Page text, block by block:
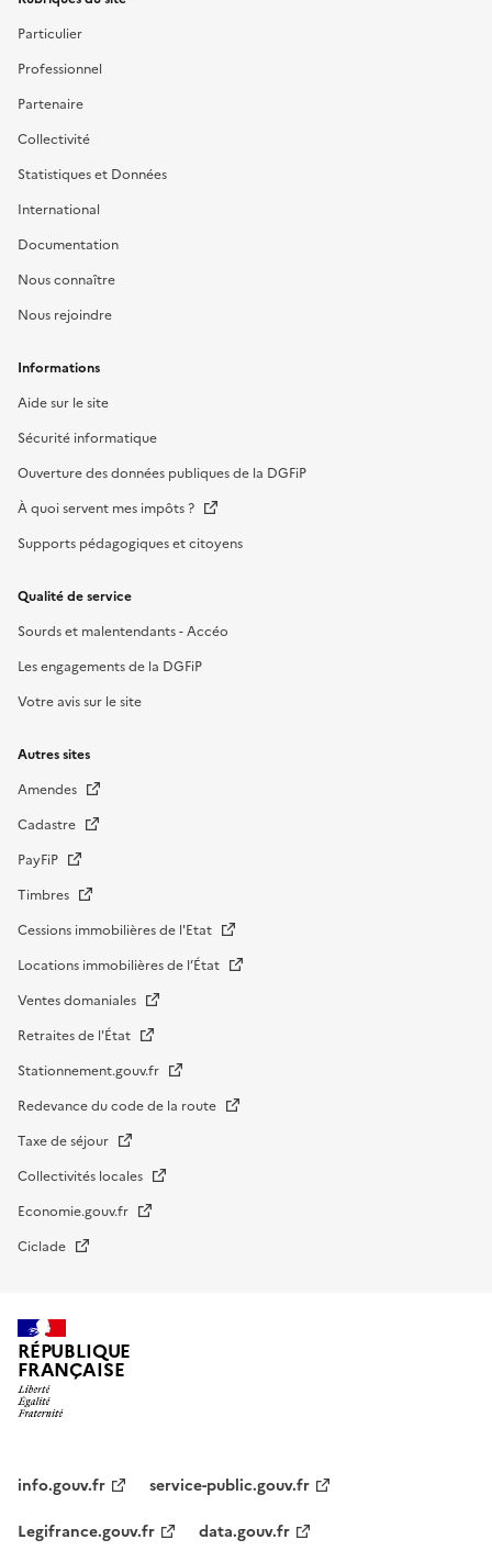
Particulier
Professionnel
Partenaire
Collectivité
Statistiques et Données
International
Documentation
Nous connaître
Nous rejoindre
Informations
Aide sur le site
Sécurité informatique
Ouverture des données publiques de la DGFiP
À quoi servent mes impôts ?
Supports pédagogiques et citoyens
Qualité de service
Sourds et malentendants - Accéo
Les engagements de la DGFiP
Votre avis sur le site
Autres sites
Amendes
Cadastre
PayFiP
Timbres
Cessions immobilières de l'Etat
Locations immobilières de l’État
Ventes domaniales
Retraites de l'État
Stationnement.gouv.fr
Redevance du code de la route
Taxe de séjour
Collectivités locales
Economie.gouv.fr
Ciclade
RÉPUBLIQUE
FRANÇAISE
institutionnel
info.gouv.fr
service-public.gouv.fr
Legifrance.gouv.fr
data.gouv.fr